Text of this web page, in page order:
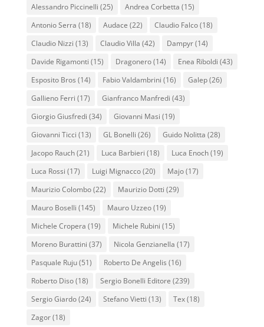
Alessandro Piccinelli (25) Andrea Corbetta (15)
Antonio Serra (18) Audace (22) Claudio Falco(18)
Claudio Nizzi (13) Claudio Villa (42) Dampyr(14)
Davide Rigamonti (15) Dragonero(14) Enea Riboldi (43)
Esposito Bros (14) Fabio Valdambrini (16) Galep(26)
Gallieno Ferri (17) Gianfranco Manfredi (43)
Giorgio Giusfredi (34) Giovanni Masi (19)
Giovanni Ticci (13) GL Bonelli (26) Guido Nolitta (28)
Jacopo Rauch(21) Luca Barbieri (18) Luca Enoch(19)
Luca Rossi (17) Luigi Mignacco(20) Majo(17)
Maurizio Colombo(22) Maurizio Dotti (29)
Mauro Boselli (145) Mauro Uzzeo(19)
Michele Cropera (19) Michele Rubini (15)
Moreno Burattini (37) Nicola Genzianella (17)
Pasquale Ruju(51) Roberto De Angelis (16)
Roberto Diso(18) Sergio Bonelli Editore (239)
Sergio Giardo(24) Stefano Vietti (13) Tex(18)
Zagor(18)